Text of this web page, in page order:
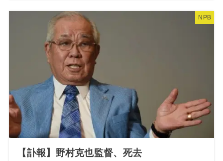
NPB
【訃報】野村克也監督、死去